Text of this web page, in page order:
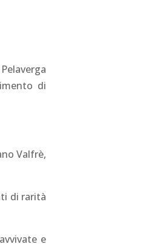
di
Valfrè,
di rarità
e